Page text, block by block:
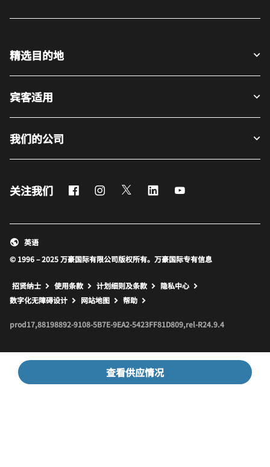
查看供应情况
精选目的地
宾客适用
我们的公司
关注我们 FacebookInstagram
Twitter LinkedIn
© 1996 – 2025 万豪国际有限公司版权所有。万豪国际专有信息
英语
招贤纳士 使用条款 计划细则及条款
隐私中心
数字化无障碍设计
网站地图 打开新窗口
帮助
prod17,88198892-9108-5B7E-9EA2-5423FF81D809,rel-R24.9.4